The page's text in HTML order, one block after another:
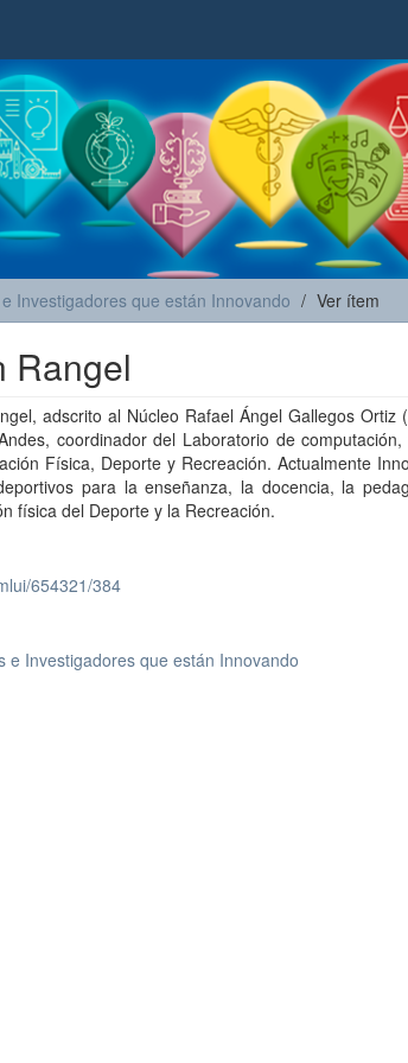
Investigadores que están Innovando Ver ítem
Rangel
adscrito al Núcleo Rafael Ángel Gallegos Ortiz
coordinador del Laboratorio de
Física, Deporte y Recreación. Actualmente
para la enseñanza, la docencia, la
física del Deporte y la Recreación.
654321/384
e Investigadores que están Innovando